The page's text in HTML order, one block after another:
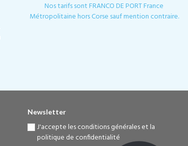
Nos tarifs sont FRANCO DE PORT France
Métropolitaine hors Corse sauf mention contraire.
Newsletter
J'accepte les conditions générales et la
politique de confidentialité